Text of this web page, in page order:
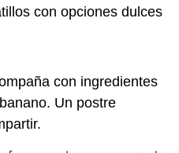
con opciones dulces
con ingredientes
Un postre